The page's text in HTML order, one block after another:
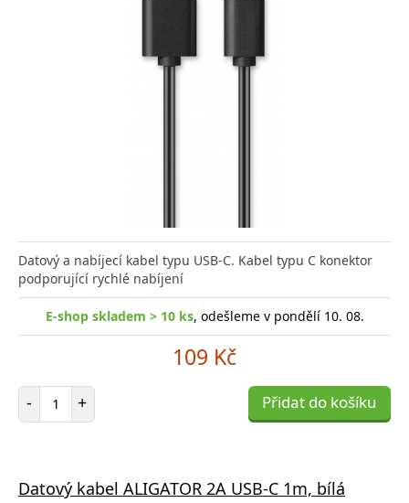
Datový a nabíjecí kabel typu USB-C. Kabel typu C konektor
podporující rychlé nabíjení
E-shop skladem > 10 ks, odešleme v pondělí 10. 08.
109 Kč
- Počet položek
+ Přidat do košíku
Datový kabel ALIGATOR 2A USB-C 1m, bílá